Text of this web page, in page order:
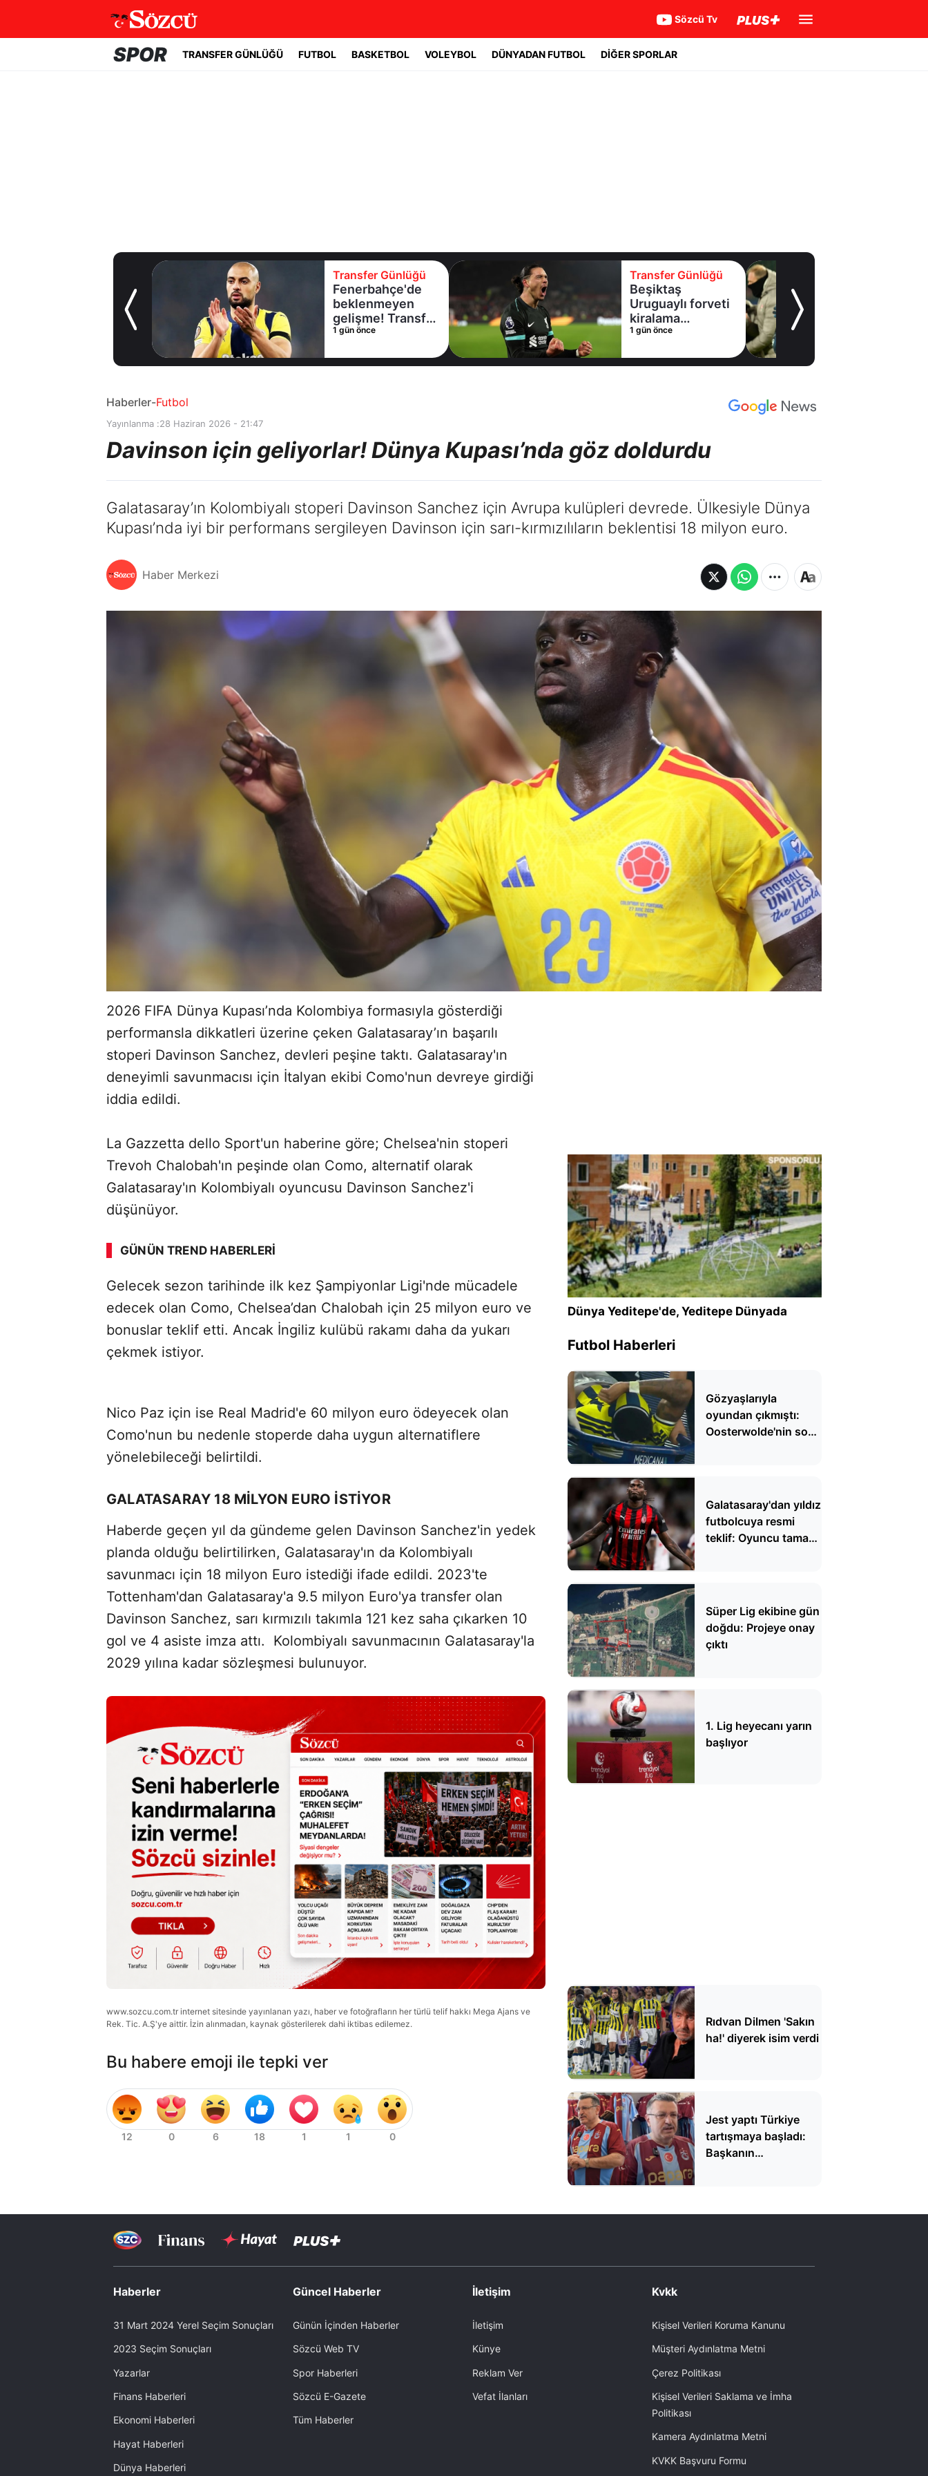
Sözcü Tv
SPOR TRANSFER GÜNLÜĞÜ FUTBOL BASKETBOL VOLEYBOL DÜNYADAN FUTBOL DİĞER SPORLAR
Transfer Günlüğü
Fenerbahçe'de
beklenmeyen
gelişme! Transfer
iptal oldu
1 gün önce
Transfer Günlüğü
Beşiktaş
Uruguaylı forveti
kiralama
konusunda Al
Adım adım Nunez
1 gün önce
Haberler-Futbol
Yayınlanma :28 Haziran 2026 - 21:47
Davinson için geliyorlar! Dünya Kupası’nda göz doldurdu
Galatasaray’ın Kolombiyalı stoperi Davinson Sanchez için Avrupa kulüpleri devrede. Ülkesiyle Dünya
Kupası’nda iyi bir performans sergileyen Davinson için sarı-kırmızılıların beklentisi 18 milyon euro.
Haber Merkezi
2026 FIFA Dünya Kupası’nda Kolombiya formasıyla gösterdiği
performansla dikkatleri üzerine çeken Galatasaray’ın başarılı
stoperi Davinson Sanchez, devleri peşine taktı. Galatasaray'ın
deneyimli savunmacısı için İtalyan ekibi Como'nun devreye girdiği
iddia edildi.
La Gazzetta dello Sport'un haberine göre; Chelsea'nin stoperi
Trevoh Chalobah'ın peşinde olan Como, alternatif olarak
Galatasaray'ın Kolombiyalı oyuncusu Davinson Sanchez'i
düşünüyor.
GÜNÜN TREND HABERLERI
SÖZCÜ SON DAKİKA
Gelecek sezon tarihinde ilk kez Şampiyonlar Ligi'nde mücadele
edecek olan Como, Chelsea’dan Chalobah için 25 milyon euro ve
bonuslar teklif etti. Ancak İngiliz kulübü rakamı daha da yukarı
çekmek istiyor.
Nico Paz için ise Real Madrid'e 60 milyon euro ödeyecek olan
Como'nun bu nedenle stoperde daha uygun alternatiflere
yönelebileceği belirtildi.
GALATASARAY 18 MİLYON EURO İSTİYOR
Haberde geçen yıl da gündeme gelen Davinson Sanchez'in yedek
planda olduğu belirtilirken, Galatasaray'ın da Kolombiyalı
savunmacı için 18 milyon Euro istediği ifade edildi. 2023'te
Tottenham'dan Galatasaray'a 9.5 milyon Euro'ya transfer olan
Davinson Sanchez, sarı kırmızılı takımla 121 kez saha çıkarken 10
gol ve 4 asiste imza attı. Kolombiyalı savunmacının Galatasaray'la
2029 yılına kadar sözleşmesi bulunuyor.
www.sozcu.com.tr internet sitesinde yayınlanan yazı, haber ve fotoğrafların her türlü telif hakkı Mega Ajans ve
Rek. Tic. A.Ş'ye aittir. İzin alınmadan, kaynak gösterilerek dahi iktibas edilemez.
Bu habere emoji ile tepki ver
Dünya Yeditepe'de, Yeditepe Dünyada
Futbol Haberleri
Gözyaşlarıyla
oyundan çıkmıştı:
Oosterwolde'nin son
Galatasaray'dan yıldız
futbolcuya resmi
teklif: Oyuncu tamam
Süper Lig ekibine gün
doğdu: Projeye onay
çıktı
1. Lig heyecanı yarın
başlıyor
Rıdvan Dilmen 'Sakın
ha!' diyerek isim verdi
Jest yaptı Türkiye
tartışmaya başladı:
Başkanın
Haberler
31 Mart 2024 Yerel Seçim Sonuçları
2023 Seçim Sonuçları
Yazarlar
Finans Haberleri
Ekonomi Haberleri
Hayat Haberleri
Dünya Haberleri
Güncel Haberler
Günün İçinden Haberler
Sözcü Web TV
Spor Haberleri
Sözcü E-Gazete
Tüm Haberler
İletişim
İletişim
Künye
Reklam Ver
Vefat İlanları
Kvkk
Kişisel Verileri Koruma Kanunu
Müşteri Aydınlatma Metni
Çerez Politikası
Kişisel Verileri Saklama ve İmha
Politikası
Kamera Aydınlatma Metni
KVKK Başvuru Formu